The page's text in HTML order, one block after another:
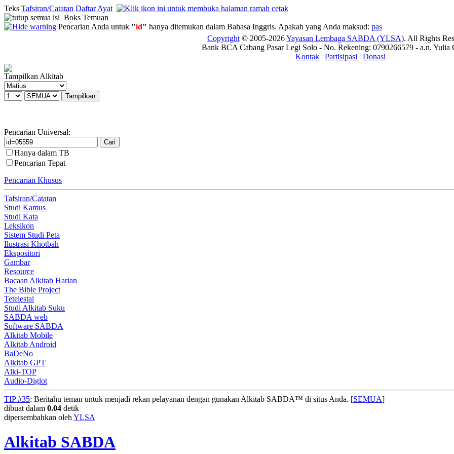
Teks Tafsiran/Catatan Daftar Ayat
Boks Temuan
Pencarian Anda untuk "id" hanya ditemukan dalam Bahasa Inggris. Apakah yang Anda maksud: pas
Copyright© 2005-2026Yayasan Lembaga SABDA (YLSA). All Rights
Bank BCA Cabang Pasar Legi Solo - No. Rekening: 0790266579 - a.n. Yulia
Kontak | Partisipasi | Donasi
Tampilkan Alkitab
Pencarian Universal:
Hanya dalam TB
Pencarian Tepat
Pencarian Khusus
Tafsiran/Catatan
Studi Kamus
Studi Kata
Leksikon
Sistem Studi Peta
Ilustrasi Khotbah
Ekspositori
Gambar
Resource
Bacaan Alkitab Harian
The Bible Project
Tetelestai
Studi Alkitab Suku
SABDA web
Software SABDA
Alkitab Mobile
Alkitab Android
BaDeNo
Alkitab GPT
Alki-TOP
Audio-Diglot
TIP #35: Beritahu teman untuk menjadi rekan pelayanan dengan gunakan Alkitab SABDA™ di situs Anda. [SEMUA]
dibuat dalam 0.04 detik
dipersembahkan oleh YLSA
Alkitab SABDA